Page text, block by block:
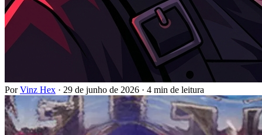
PorVinz Hex · 29 de junho de 2026 · 4 min de leitura